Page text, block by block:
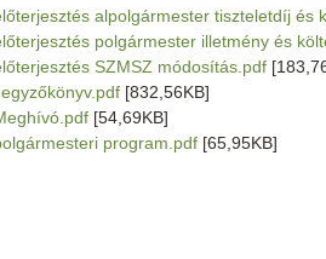
alpolgármester tiszteletdíj és
polgármester illetmény és
SZMSZ módosítás.pdf
[832,56KB]
[54,69KB]
program.pdf [65,95KB]